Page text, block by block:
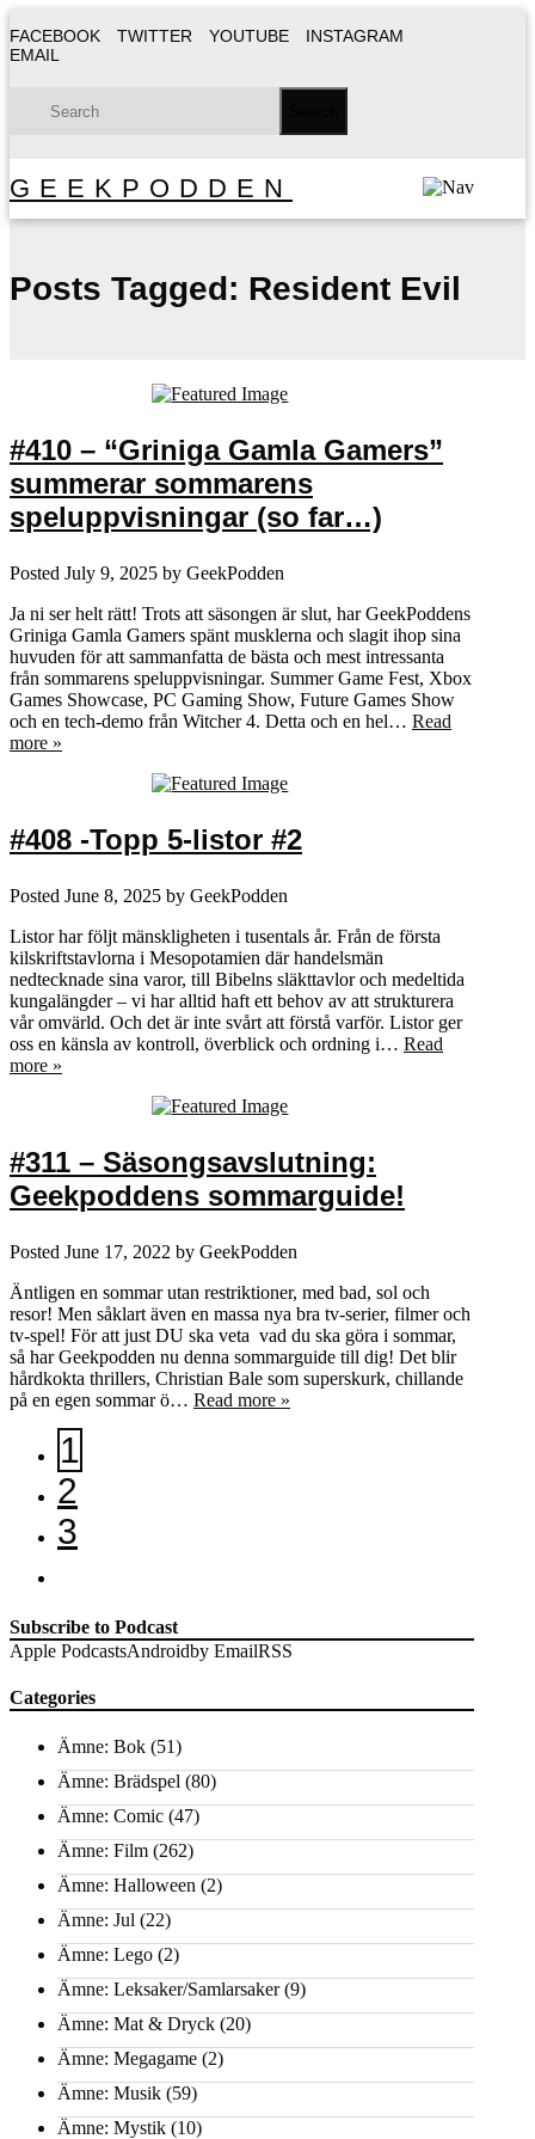
FACEBOOK TWITTER YOUTUBE
INSTAGRAM
EMAIL
GEEKPODDEN
Posts Tagged: Resident Evil
#410 – “Griniga Gamla Gamers”
summerar sommarens
speluppvisningar (so far…)
Posted July 9, 2025 by GeekPodden
Ja ni ser helt rätt! Trots att säsongen är slut, har GeekPoddens
Griniga Gamla Gamers spänt musklerna och slagit ihop sina
huvuden för att sammanfatta de bästa och mest intressanta
från sommarens speluppvisningar. Summer Game Fest, Xbox
Games Showcase, PC Gaming Show, Future Games Show
och en tech-demo från Witcher 4. Detta och en hel… Read
more »
#408 -Topp 5-listor #2
Posted June 8, 2025 by GeekPodden
Listor har följt mänskligheten i tusentals år. Från de första
kilskriftstavlorna i Mesopotamien där handelsmän
nedtecknade sina varor, till Bibelns släkttavlor och medeltida
kungalängder – vi har alltid haft ett behov av att strukturera
vår omvärld. Och det är inte svårt att förstå varför. Listor ger
oss en känsla av kontroll, överblick och ordning i… Read
more »
#311 – Säsongsavslutning:
Geekpoddens sommarguide!
Posted June 17, 2022 by GeekPodden
Äntligen en sommar utan restriktioner, med bad, sol och
resor! Men såklart även en massa nya bra tv-serier, filmer och
tv-spel! För att just DU ska veta vad du ska göra i sommar,
så har Geekpodden nu denna sommarguide till dig! Det blir
hårdkokta thrillers, Christian Bale som superskurk, chillande
på en egen sommar ö… Read more »
1
2
3
Subscribe to Podcast
Apple PodcastsAndroidby EmailRSS
Categories
Ämne: Bok (51)
Ämne: Brädspel (80)
Ämne: Comic (47)
Ämne: Film (262)
Ämne: Halloween (2)
Ämne: Jul (22)
Ämne: Lego (2)
Ämne: Leksaker/Samlarsaker(9)
Ämne: Mat & Dryck (20)
Ämne: Megagame (2)
Ämne: Musik (59)
Ämne: Mystik (10)